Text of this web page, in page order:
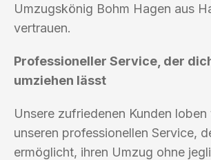
Umzugskönig Bohm Hagen aus
vertrauen.
Professioneller Service, der
umziehen lässt
Unsere zufriedenen Kunden loben
unseren professionellen Service,
ermöglicht, ihren Umzug ohne